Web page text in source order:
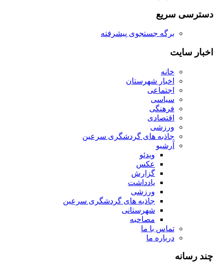
دسترسی سریع
برگه جستجوی پیشرفته
اخبار سایت
خانه
اخبار شهرستان
اجتماعی
سیاسی
فرهنگی
اقتصادی
ورزشی
جاذبه های گردشگری سرعین
آرشیو
ویدئو
عکس
گزارش
یادداشت
ورزشی
جاذبه های گردشگری سرعین
شهرستانی
مصاحبه
تماس با ما
درباره ما
چند رسانه